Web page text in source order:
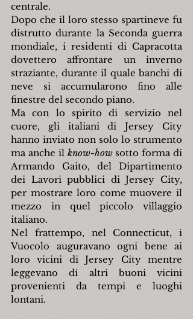
centrale.
Dopo che il loro stesso spartineve fu
distrutto durante la Seconda guerra
mondiale, i residenti di Capracotta
dovettero affrontare un inverno
straziante, durante il quale banchi di
neve si accumularono fino alle
finestre del secondo piano.
Ma con lo spirito di servizio nel
cuore, gli italiani di Jersey City
hanno inviato non solo lo strumento
ma anche il know-how sotto forma di
Armando Gaito, del Dipartimento
dei Lavori pubblici di Jersey City,
per mostrare loro come muovere il
mezzo in quel piccolo villaggio
italiano.
Nel frattempo, nel Connecticut, i
Vuocolo auguravano ogni bene ai
loro vicini di Jersey City mentre
leggevano di altri buoni vicini
provenienti da tempi e luoghi
lontani.